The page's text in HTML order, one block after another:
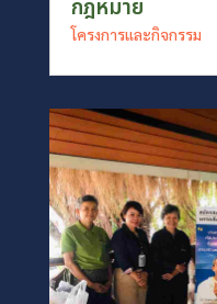
กฎหมาย
โครงการและกิจกรรม